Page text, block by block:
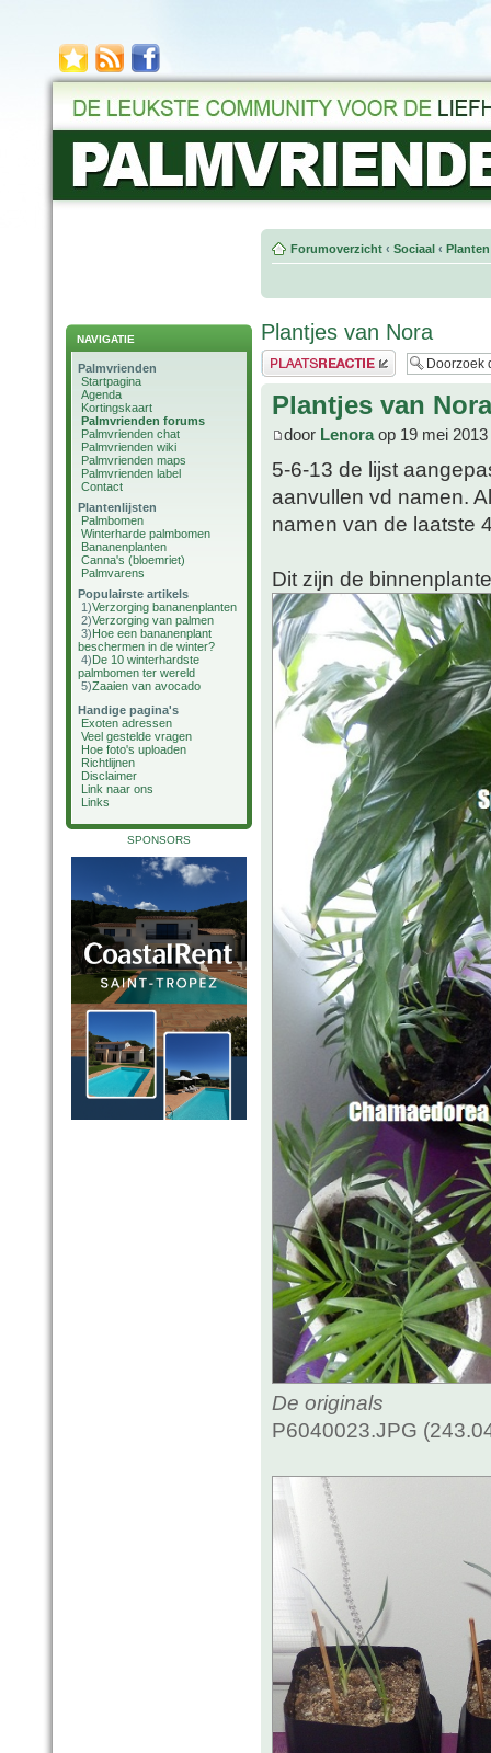
NAVIGATIE
Palmvrienden
Startpagina
Agenda
Kortingskaart
Palmvrienden forums
Palmvrienden chat
Palmvrienden wiki
Palmvrienden maps
Palmvrienden label
Contact
Plantenlijsten
Palmbomen
Winterharde palmbomen
Bananenplanten
Canna's (bloemriet)
Palmvarens
Populairste artikels
1)Verzorging bananenplanten
2)Verzorging van palmen
3)Hoe een bananenplant
beschermen in de winter?
4)De 10 winterhardste
palmbomen ter wereld
5)Zaaien van avocado
Handige pagina's
Exoten adressen
Veel gestelde vragen
Hoe foto's uploaden
Richtlijnen
Disclaimer
Link naar ons
Links
SPONSORS
Forumoverzicht ‹ Sociaal ‹
Plantjes van Nora
Plaats een reactie
Plantjes van Nora
door Lenoraop 19 mei 2013
5-6-13 de lijst
aanvullen vd namen.
namen van de laatste
Dit zijn de
De originals
P6040023.JPG